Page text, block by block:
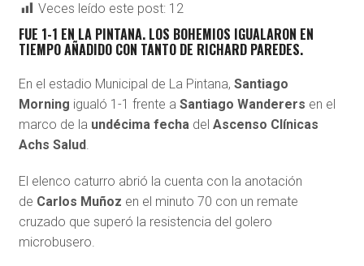
Veces leído este post: 12
FUE 1-1 EN LA PINTANA. LOS BOHEMIOS IGUALARON EN
TIEMPO AÑADIDO CON TANTO DE RICHARD PAREDES.
En el estadio Municipal de La Pintana, Santiago
Morning igualó 1-1 frente a Santiago Wanderers en el
marco de la undécima fechadel Ascenso Clínicas
Achs Salud.
El elenco caturro abrió la cuenta con la anotación
de Carlos Muñoz en el minuto 70 con un remate
cruzado que superó la resistencia del golero
microbusero.